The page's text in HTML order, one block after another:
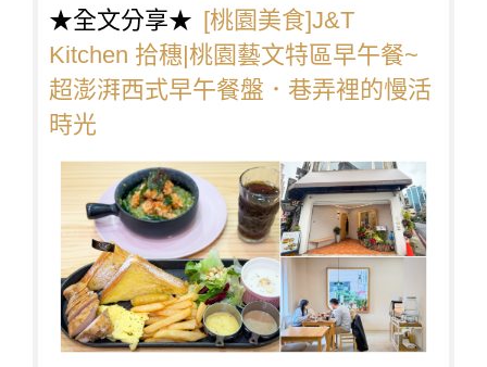
★全文分享★ [桃園美食]J&T
Kitchen 拾穗|桃園藝文特區早午餐~
超澎湃西式早午餐盤．巷弄裡的慢活
時光